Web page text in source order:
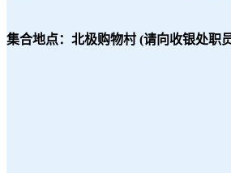
集合地点：北极购物村 (请向收银处职